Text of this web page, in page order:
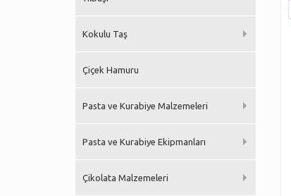
Kokulu Taş
Çiçek Hamuru
Pasta ve Kurabiye Malzemeleri
Pasta ve Kurabiye Ekipmanları
Çikolata Malzemeleri